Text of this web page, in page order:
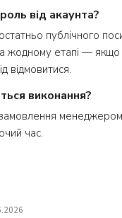
від акаунта?
публічного
жодному етапі — якщо
відмовитися.
виконання?
час.